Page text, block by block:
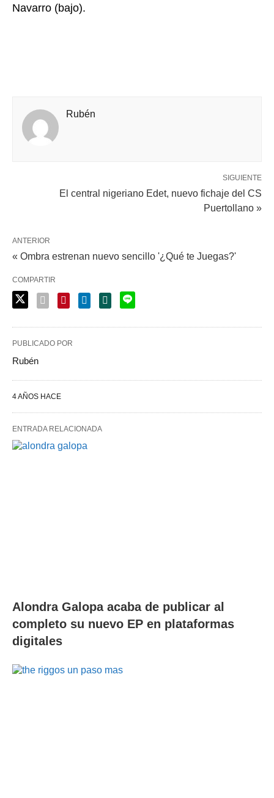
Navarro (bajo).
Rubén
SIGUIENTE
El central nigeriano Edet, nuevo fichaje del CS
Puertollano »
ANTERIOR
« Ombra estrenan nuevo sencillo '¿Qué te Juegas?'
COMPARTIR
PUBLICADO POR
Rubén
4 AÑOS HACE
ENTRADA RELACIONADA
Alondra Galopa acaba de publicar al
completo su nuevo EP en plataformas
digitales